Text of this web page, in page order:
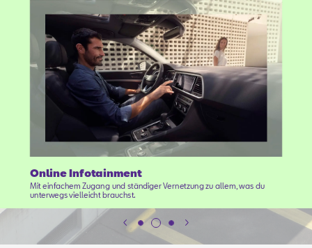
Online Infotainment
Mit einfachem Zugang und ständiger Vernetzung zu allem, was du
unterwegs vielleicht brauchst.